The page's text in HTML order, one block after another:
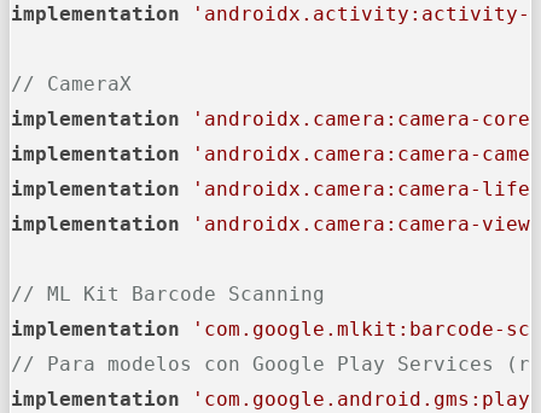
implementation
'androidx.activity:activity-
// CameraX
implementation
'androidx.camera:camera-
implementation
'androidx.camera:camera-
implementation
'androidx.camera:camera-
implementation
'androidx.camera:camera-
// ML Kit Barcode Scanning
implementation
'com.google.mlkit:barcode-
// Para modelos con Google Play Services
implementation